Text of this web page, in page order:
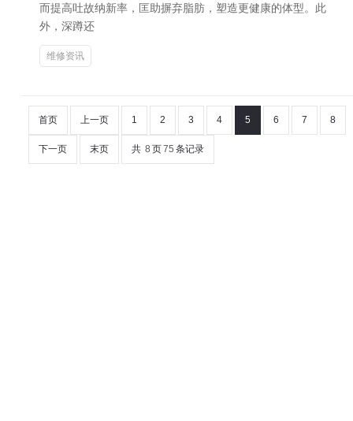
而提高吐故纳新率，匡助摒弃脂肪，塑造更健康的体型。此
外，深蹲还
维修资讯
首页 上一页 1 2 3 4 5 6 7 8
下一页 末页 共 8 页75 条记录